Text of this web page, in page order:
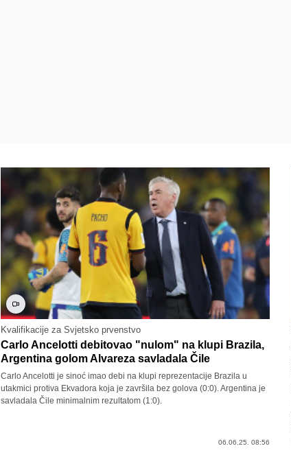
Kvalifikacije za Svjetsko prvenstvo
Carlo Ancelotti debitovao "nulom" na klupi Brazila,
Argentina golom Alvareza savladala Čile
Carlo Ancelotti je sinoć imao debi na klupi reprezentacije Brazila u
utakmici protiva Ekvadora koja je završila bez golova (0:0). Argentina je
savladala Čile minimalnim rezultatom (1:0).
06.06.25. 08:56